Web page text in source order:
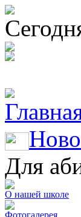
Для
О нашей школе
Фотогалерея